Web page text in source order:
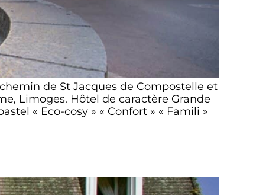
de St Jacques de Compostelle et
Limoges. Hôtel de caractère Grande
« Eco-cosy » « Confort » « Famili »